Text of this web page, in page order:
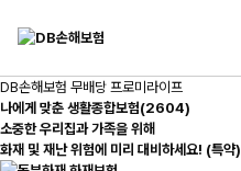
DB손해보험 무배당 프로미라이프
나에게 맞춘 생활종합보험(2604)
소중한 우리집과 가족을 위해
화재 및 재난 위험에 미리 대비하세요! (특약)